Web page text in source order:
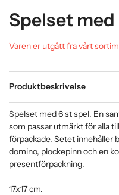
Spelset med
Varen er utgått fra vårt
Produktbeskrivelse
Spelset med 6 st spel. En
som passar utmärkt för alla
förpackade. Setet innehåller
domino, plockepinn och en
presentförpackning.
17x17 cm.